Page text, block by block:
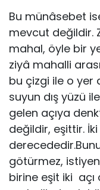
Bu münâsebet
mevcut değildir.
mahal, öyle bir
ziyâ mahalli
bu çizgi ile o yer
suyun dış yüzü
gelen açıya
değildir, eşittir. İki
götürmez,
birine eşit iki açı